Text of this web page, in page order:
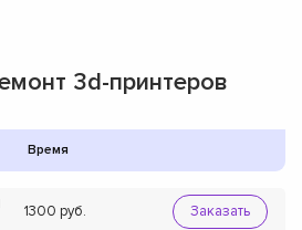
3d-принтеров
Время
1300 Заказать